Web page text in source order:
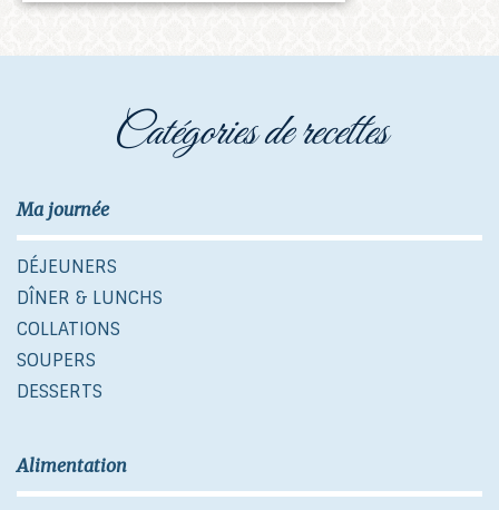
catégories de recettes
Ma journée
DÉJEUNERS
DÎNER & LUNCHS
COLLATIONS
SOUPERS
DESSERTS
Alimentation